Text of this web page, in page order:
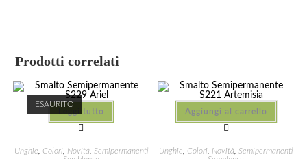
Prodotti correlati
ESAURITO
Leggi tutto
Unghie Colori Novità, Semipermanenti
Aggiungi al carrello
Unghie ,Colori Novità Semipermanenti